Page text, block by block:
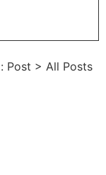
Post > All Posts